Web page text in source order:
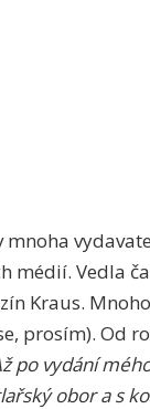
médií. Vedla
Kraus.
prosím). Od
po vydání
obor a s